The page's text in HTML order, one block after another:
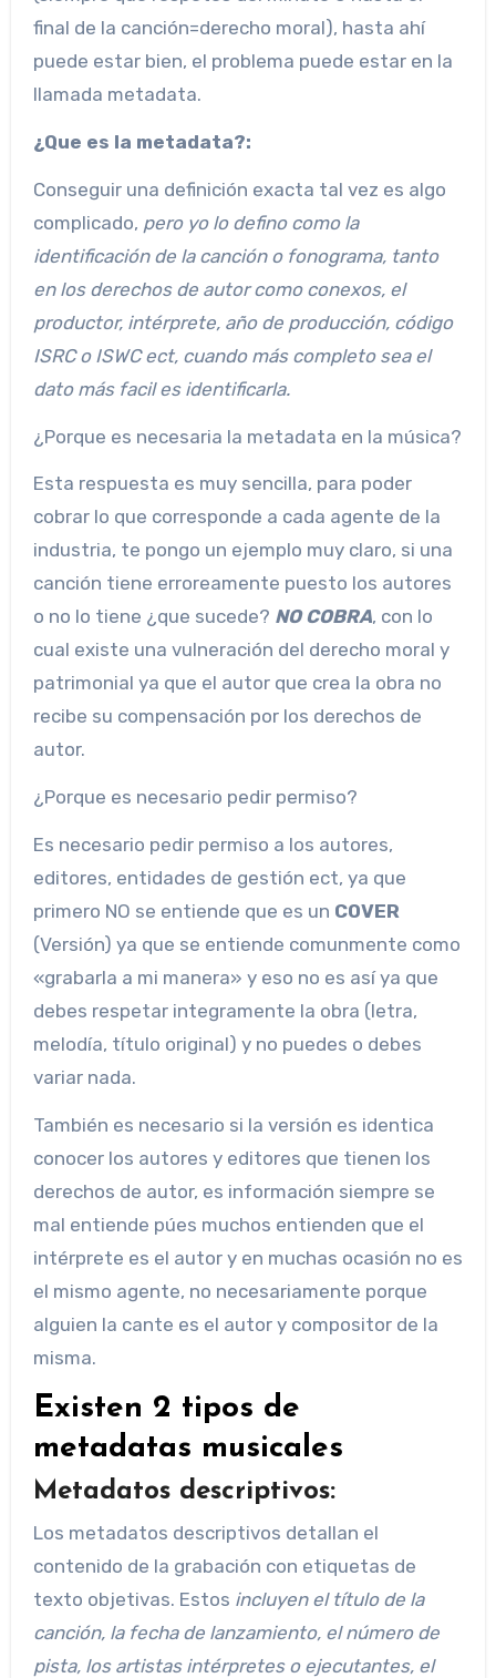
final de la canción=derecho moral), hasta ahí
puede estar bien, el problema puede estar en la
llamada metadata.
¿Que es la metadata?:
Conseguir una definición exacta tal vez es algo
complicado, pero yo lo defino como la
identificación de la canción o fonograma, tanto
en los derechos de autor como conexos, el
productor, intérprete, año de producción, código
ISRC o ISWC ect, cuando más completo sea el
dato más facil es identificarla.
¿Porque es necesaria la metadata en la música?
Esta respuesta es muy sencilla, para poder
cobrar lo que corresponde a cada agente de la
industria, te pongo un ejemplo muy claro, si una
canción tiene erroreamente puesto los autores
o no lo tiene ¿que sucede? NO COBRA, con lo
cual existe una vulneración del derecho moral y
patrimonial ya que el autor que crea la obra no
recibe su compensación por los derechos de
autor.
¿Porque es necesario pedir permiso?
Es necesario pedir permiso a los autores,
editores, entidades de gestión ect, ya que
primero NO se entiende que es un COVER
(Versión) ya que se entiende comunmente como
«grabarla a mi manera» y eso no es así ya que
debes respetar integramente la obra (letra,
melodía, título original) y no puedes o debes
variar nada.
También es necesario si la versión es identica
conocer los autores y editores que tienen los
derechos de autor, es información siempre se
mal entiende púes muchos entienden que el
intérprete es el autor y en muchas ocasión no es
el mismo agente, no necesariamente porque
alguien la cante es el autor y compositor de la
misma.
Existen 2 tipos de
metadatas musicales
Metadatos descriptivos:
Los metadatos descriptivos detallan el
contenido de la grabación con etiquetas de
texto objetivas. Estos incluyen el título de la
canción, la fecha de lanzamiento, el número de
pista, los artistas intérpretes o ejecutantes, el